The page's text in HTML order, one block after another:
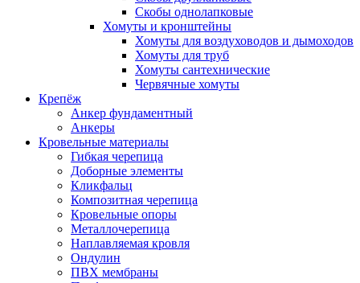
Скобы однолапковые
Хомуты и кронштейны
Хомуты для воздуховодов и дымоходов
Хомуты для труб
Хомуты сантехнические
Червячные хомуты
Крепёж
Анкер фундаментный
Анкеры
Кровельные материалы
Гибкая черепица
Доборные элементы
Кликфальц
Композитная черепица
Кровельные опоры
Металлочерепица
Наплавляемая кровля
Ондулин
ПВХ мембраны